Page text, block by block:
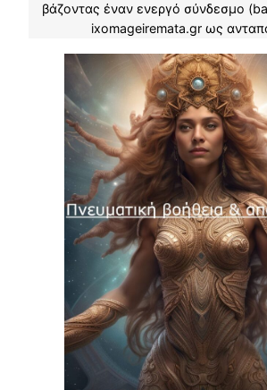
βάζοντας έναν ενεργό σύνδεσμο
ixomageiremata.gr ως